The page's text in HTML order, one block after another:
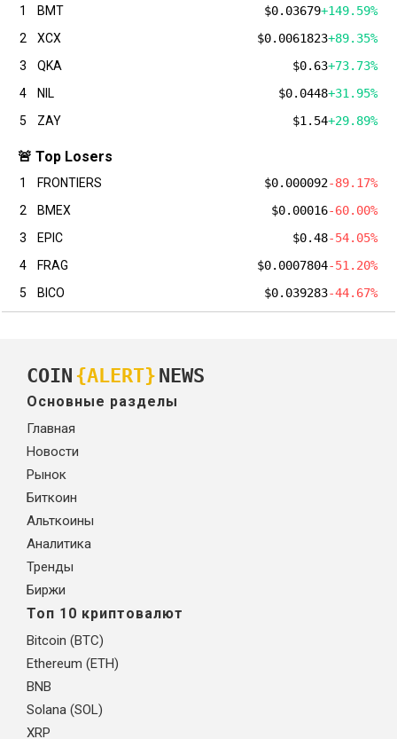
1 BMT $0.03679+149.59%
2
XCX $0.0061823+89.35%
3
QKA $0.63+73.73%
4
NIL $0.0448+31.95%
5
ZAY $1.54+29.89%
🚨 Top Losers
1 FRONTIERS $0.000092-89.17%
2
BMEX $0.00016-60.00%
3
EPIC $0.48-54.05%
4
FRAG $0.0007804-51.20%
5
BICO $0.039283-44.67%
COIN {ALERT} NEWS
Основные разделы
Главная
Новости
Рынок
Биткоин
Альткоины
Аналитика
Тренды
Биржи
Топ 10 криптовалют
Bitcoin (BTC)
Ethereum (ETH)
BNB
Solana (SOL)
XRP